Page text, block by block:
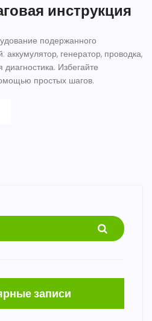
инструкция
подержанного
генератор, проводка,
Избегайте
простых шагов.
записи